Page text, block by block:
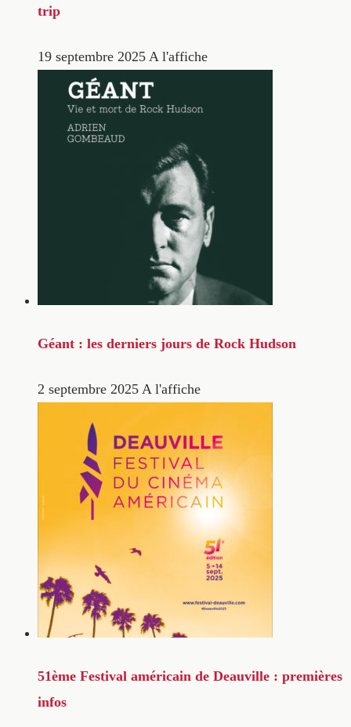
trip
19 septembre 2025 A l'affiche
Géant : les derniers jours de Rock Hudson
2 septembre 2025 A l'affiche
51ème Festival américain de Deauville : premières
infos